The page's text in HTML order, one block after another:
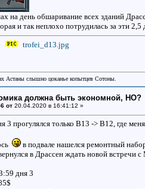
на день обшаривание всех зданий
и так неплохо потрудилась за эти 2,5
trofei_d13.jpg
Астаны слышно цоканье копытцев Сотоны.
должна быть экономной, НО?
от 20.04.2020 в 16:41:12 »
3 прогулялся только B13 -> B12, где
в подвале нашелся ремонтный
в Драссен ждать новой встречи
дня 3